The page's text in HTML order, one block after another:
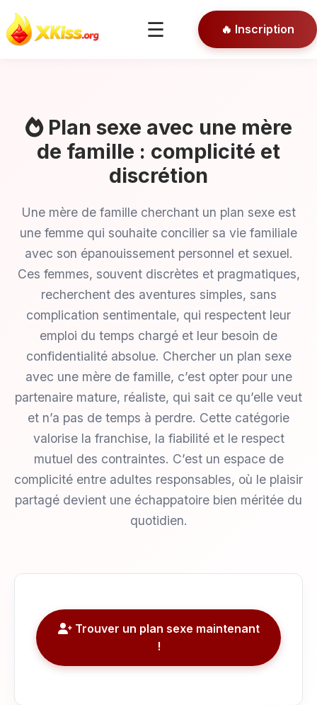
☰
🎯 Conseils
🔒 Connexion
🔥 Inscription
Plan sexe avec une mère
de famille : complicité et
discrétion
Une mère de famille cherchant un plan sexe est
une femme qui souhaite concilier sa vie familiale
avec son épanouissement personnel et sexuel.
Ces femmes, souvent discrètes et pragmatiques,
recherchent des aventures simples, sans
complication sentimentale, qui respectent leur
emploi du temps chargé et leur besoin de
confidentialité absolue. Chercher un plan sexe
avec une mère de famille, c’est opter pour une
partenaire mature, réaliste, qui sait ce qu’elle veut
et n’a pas de temps à perdre. Cette catégorie
valorise la franchise, la fiabilité et le respect
mutuel des contraintes. C’est un espace de
complicité entre adultes responsables, où le plaisir
partagé devient une échappatoire bien méritée du
quotidien.
Trouver un plan sexe maintenant
!